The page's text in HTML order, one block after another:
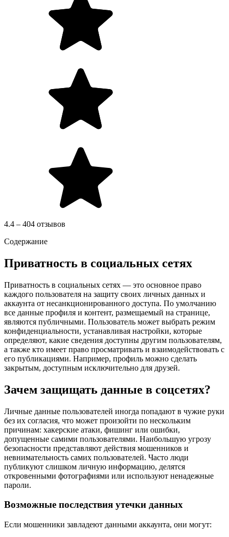
4.4 – 404 отзывов
Содержание
Приватность в социальных сетях
Приватность в социальных сетях — это основное право
каждого пользователя на защиту своих личных данных и
аккаунта от несанкционированного доступа. По умолчанию
все данные профиля и контент, размещаемый на странице,
являются публичными. Пользователь может выбрать режим
конфиденциальности, устанавливая настройки, которые
определяют, какие сведения доступны другим пользователям,
а также кто имеет право просматривать и взаимодействовать с
его публикациями. Например, профиль можно сделать
закрытым, доступным исключительно для друзей.
Зачем защищать данные в соцсетях?
Личные данные пользователей иногда попадают в чужие руки
без их согласия, что может произойти по нескольким
причинам: хакерские атаки, фишинг или ошибки,
допущенные самими пользователями. Наибольшую угрозу
безопасности представляют действия мошенников и
невнимательность самих пользователей. Часто люди
публикуют слишком личную информацию, делятся
откровенными фотографиями или используют ненадежные
пароли.
Возможные последствия утечки данных
Если мошенники завладеют данными аккаунта, они могут: